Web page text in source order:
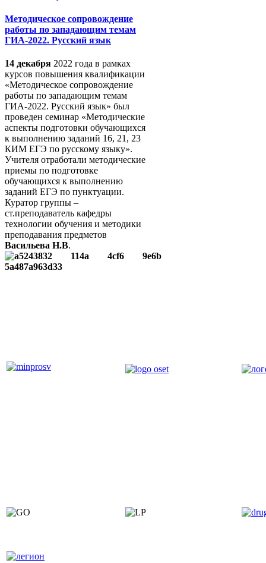
Методическое сопровождение
работы по западающим темам
ГИА-2022. Русский язык
14 декабря 2022 года в рамках
курсов повышения квалификации
«Методическое сопровождение
работы по западающим темам
ГИА-2022. Русский язык» был
проведен семинар «Методические
аспекты подготовки обучающихся
к выполнению заданий 16, 21, 23
КИМ ЕГЭ по русскому языку».
Учителя отработали методические
приемы по подготовке
обучающихся к выполнению
заданий ЕГЭ по пунктуации.
Куратор группы –
ст.преподаватель кафедры
технологии обучения и методики
преподавания предметов
Васильева Н.В.